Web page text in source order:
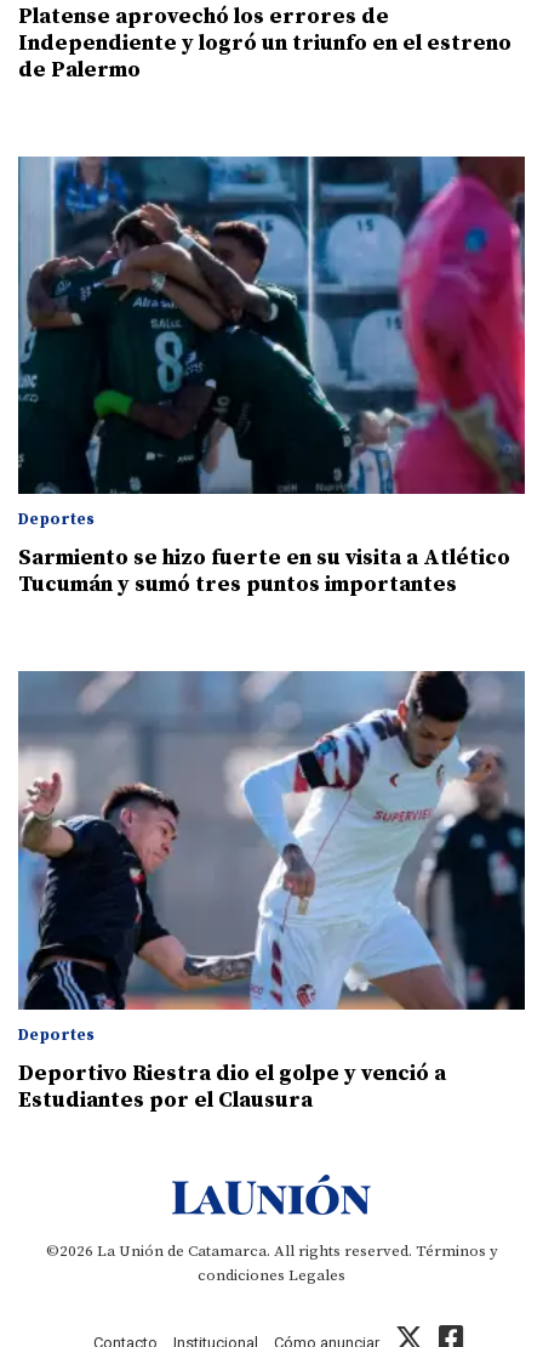
Platense aprovechó los errores de
Independiente y logró un triunfo en el estreno
de Palermo
Deportes
Sarmiento se hizo fuerte en su visita a Atlético
Tucumán y sumó tres puntos importantes
Deportes
Deportivo Riestra dio el golpe y venció a
Estudiantes por el Clausura
©2026 La Unión de Catamarca. All rights reserved. Términos y
condiciones Legales
Contacto Institucional Cómo anunciar